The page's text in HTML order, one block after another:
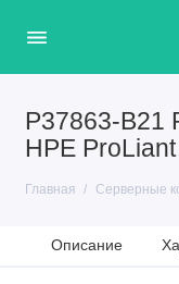
P37863-B21
HPE
Главная Серверные
Описание